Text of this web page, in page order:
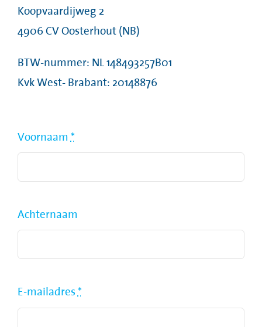
Koopvaardijweg 2
4906 CV Oosterhout (NB)
BTW-nummer: NL 148493257B01
Kvk West- Brabant: 20148876
Voornaam*
Achternaam
E-mailadres*